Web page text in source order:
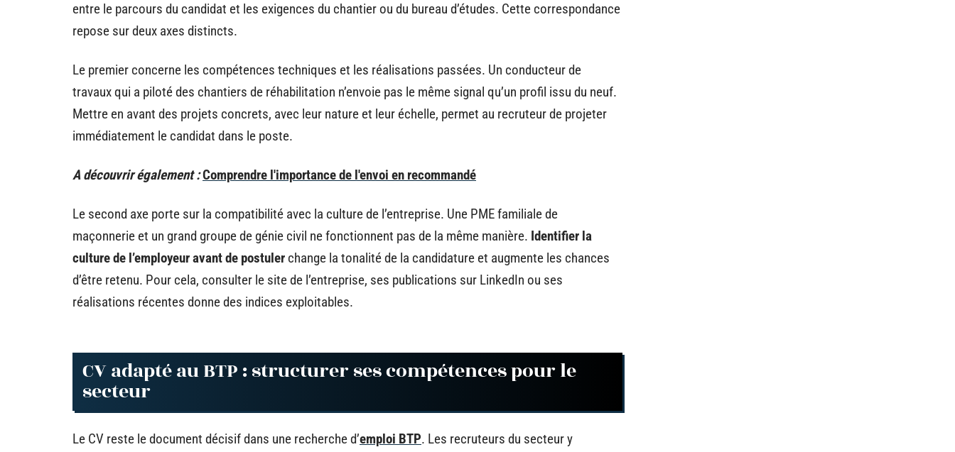
entre le parcours du candidat et les exigences du chantier ou du bureau d’études. Cette correspondance
repose sur deux axes distincts.
Le premier concerne les compétences techniques et les réalisations passées. Un conducteur de
travaux qui a piloté des chantiers de réhabilitation n’envoie pas le même signal qu’un profil issu du neuf.
Mettre en avant des projets concrets, avec leur nature et leur échelle, permet au recruteur de projeter
immédiatement le candidat dans le poste.
A découvrir également :Comprendre l'importance de l'envoi en recommandé
Le second axe porte sur la compatibilité avec la culture de l’entreprise. Une PME familiale de
maçonnerie et un grand groupe de génie civil ne fonctionnent pas de la même manière. Identifier la
culture de l’employeur avant de postuler change la tonalité de la candidature et augmente les chances
d’être retenu. Pour cela, consulter le site de l’entreprise, ses publications sur LinkedIn ou ses
réalisations récentes donne des indices exploitables.
CV adapté au BTP : structurer ses compétences pour le
secteur
Le CV reste le document décisif dans une recherche d’emploi BTP. Les recruteurs du secteur y